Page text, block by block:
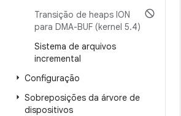
Transição de heaps ION
para DMA-BUF (kernel 5.4)
Sistema de arquivos
incremental
Configuração
Sobreposições da árvore de
dispositivos